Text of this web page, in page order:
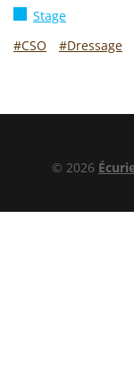
Stage
#CSO
#Dressage
© 2026